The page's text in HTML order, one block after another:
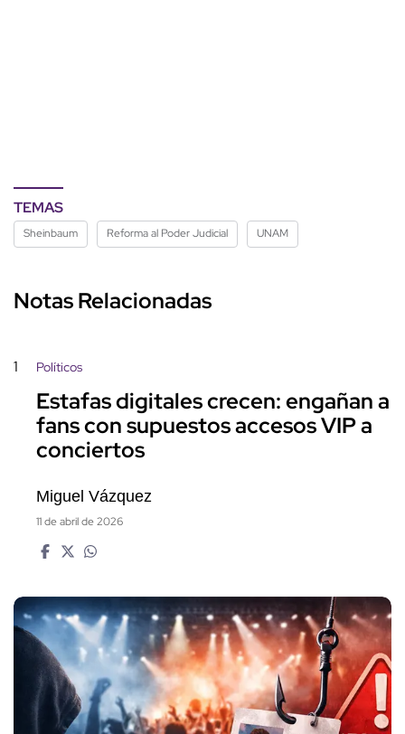
TEMAS
Sheinbaum Reforma al Poder Judicial UNAM
Notas Relacionadas
1 Políticos
Estafas digitales crecen: engañan a
fans con supuestos accesos VIP a
conciertos
Miguel Vázquez
11 de abril de 2026